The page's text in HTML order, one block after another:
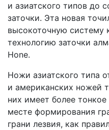
и азиатского типов до
заточки. Эта новая
высокоточную систему
технологию заточки
Hone.
Ножи азиатского типа
и американских ножей
них имеет более
месте формирования
грани лезвия, как